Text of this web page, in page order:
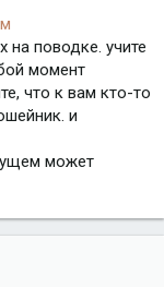
на поводке. учите
момент
что к вам кто-то
и
может